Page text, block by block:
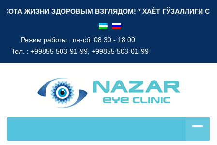
ЖИЗНИ ЗДОРОВЫМ ВЗГЛЯДОМ! * ХАЁТ ГЎЗАЛЛИГИ СОҒЛОМ
Режим работы : пн-сб: 08:30 - 18:00
Тел. : +99855 503-91-99, +99855 503-01-99